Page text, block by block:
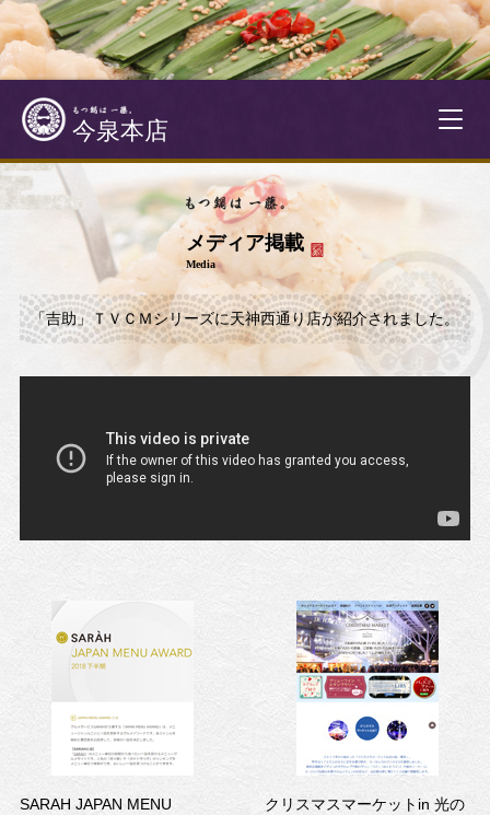
ナ
を
切
り
替
今泉本店
メディア掲載
Media
「吉助」ＴＶＣＭシリーズに天神西通り店が紹介されました。
SARAH JAPAN MENU
クリスマスマーケットin 光の